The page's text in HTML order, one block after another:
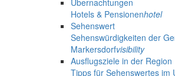
Übernachtungen
Hotels & Pensionenhotel
Sehenswert
Sehenswürdigkeiten der
Markersdorfvisibility
Ausflugsziele in der Region
Tipps für Sehenswertes im